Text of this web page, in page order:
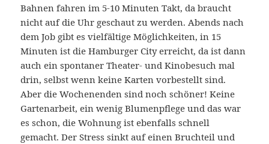
Bahnen fahren im 5-10 Minuten Takt, da braucht
nicht auf die Uhr geschaut zu werden. Abends nach
dem Job gibt es vielfältige Möglichkeiten, in 15
Minuten ist die Hamburger City erreicht, da ist dann
auch ein spontaner Theater- und Kinobesuch mal
drin, selbst wenn keine Karten vorbestellt sind.
Aber die Wochenenden sind noch schöner! Keine
Gartenarbeit, ein wenig Blumenpflege und das war
es schon, die Wohnung ist ebenfalls schnell
gemacht. Der Stress sinkt auf einen Bruchteil und